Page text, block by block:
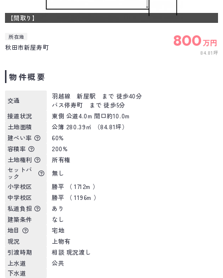
【間取り】
所在地
秋田市新屋寿町 800万円
84.81坪
物件概要
交通
羽越線 新屋駅 まで 徒歩40分
バス停寿町 まで 徒歩5分
接道状況
東側 公道4.0m 間口約10.0m
土地面積
公簿 280.39㎡ （84.81坪）
建ぺい率
60%
容積率
200%
土地権利
所有権
セットバ
ック
無し
小学校区
勝平 （ 1712m ）
中学校区
勝平 （ 1196m ）
私道負担
あり
建築条件
なし
地目
宅地
現況
上物有
引渡時期
相談 現況渡し
上水道
公共
下水道